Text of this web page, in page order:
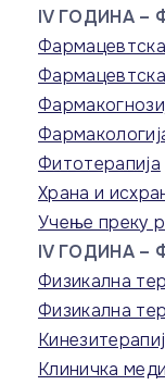
IV ГОДИНА –
Фармацевтска
Фармацевтска
Фитотерапија
Храна и
Учење преку
IV ГОДИНА –
Физикална
Физикална
Клиничка